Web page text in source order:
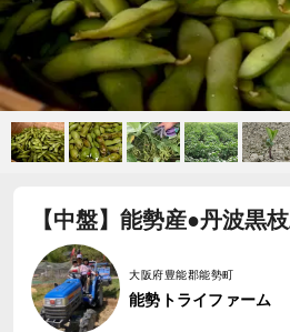
【中盤】能勢産●丹波黒
大阪府豊能郡能勢町
能勢トライファーム